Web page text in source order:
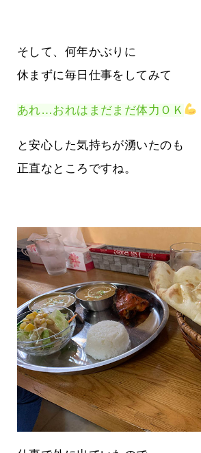
そして、何年かぶりに
休まずに毎日仕事をしてみて
あれ…おれはまだまだ体力ＯＫ
と安心した気持ちが湧いたのも
正直なところですね。